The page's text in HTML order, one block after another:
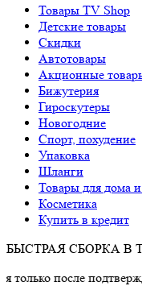
Товары TV Shop
Детские товары
Cкидки
Автотовары
Акционные
Бижутерия
Гироскутеры
Новогодние
Спорт, похудение
Упаковка
Шланги
Товары для дома
Косметика
Купить в кредит
БЫСТРАЯ СБОРКА В
подтверждения